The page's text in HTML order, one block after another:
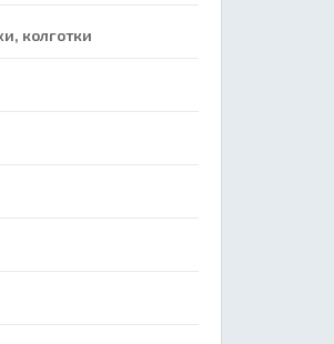
колготки